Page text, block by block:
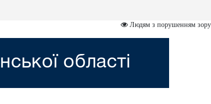
Людям з порушенням зору
області